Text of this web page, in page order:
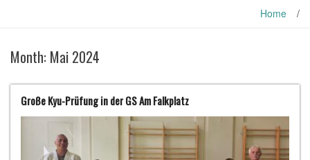
Home /
Month: Mai 2024
Große Kyu-Prüfung in der GS Am Falkplatz